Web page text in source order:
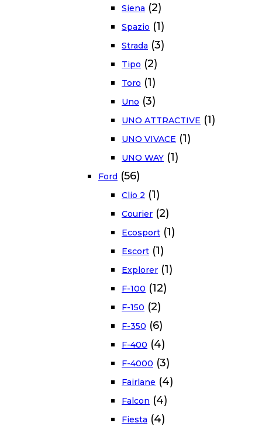
Siena (2)
Spazio (1)
Strada (3)
Tipo (2)
Toro (1)
Uno (3)
UNO ATTRACTIVE (1)
UNO VIVACE (1)
UNO WAY (1)
Ford (56)
Clio 2 (1)
Courier (2)
Ecosport (1)
Escort (1)
Explorer (1)
F-100 (12)
F-150 (2)
F-350 (6)
F-400 (4)
F-4000 (3)
Fairlane (4)
Falcon (4)
Fiesta (4)